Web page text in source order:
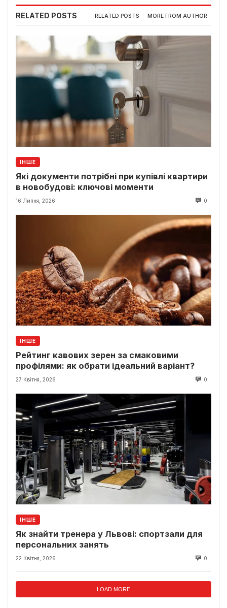
RELATED POSTS RELATED POSTS MORE FROM AUTHOR
ІНШЕ
Які документи потрібні при купівлі квартири
в новобудові: ключові моменти
16 Липня, 2026 0
ІНШЕ
Рейтинг кавових зерен за смаковими
профілями: як обрати ідеальний варіант?
27 Квітня, 2026 0
ІНШЕ
Як знайти тренера у Львові: спортзали для
персональних занять
22 Квітня, 2026 0
LOAD MORE